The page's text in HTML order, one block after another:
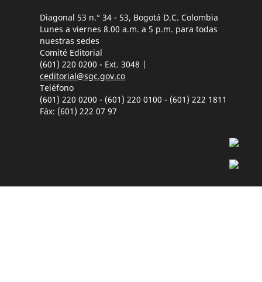
Diagonal 53 n.° 34 - 53, Bogotá D.C. Colombia
Lunes a viernes 8.00 a.m. a 5 p.m. para todas
nuestras sedes
Comité Editorial
(601) 220 0200 - Ext. 3048 |
ceditorial@sgc.gov.co
Teléfono
(601) 220 0200 - (601) 220 0100 - (601) 222 1811
Fáx: (601) 222 07 97